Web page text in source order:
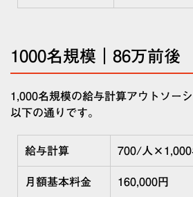
1000名規模｜86万前後
1,000名規模の給与計算アウトソー
以下の通りです。
給与計算 700/人 ×1,000
月額基本料金 160,000円